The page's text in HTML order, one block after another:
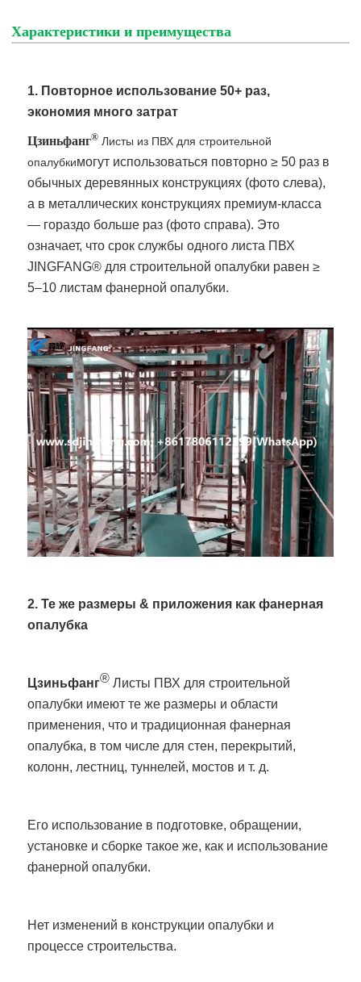
Характеристики и преимущества
1. Повторное использование 50+ раз,
экономия много затрат
Цзиньфанг® Листы из ПВХ для строительной
опалубкимогут использоваться повторно ≥ 50 раз в
обычных деревянных конструкциях (фото слева),
а в металлических конструкциях премиум-класса
— гораздо больше раз (фото справа). Это
означает, что срок службы одного листа ПВХ
JINGFANG® для строительной опалубки равен ≥
5–10 листам фанерной опалубки.
2. Те же размеры & приложения как фанерная
опалубка
Цзиньфанг® Листы ПВХ для строительной
опалубки имеют те же размеры и области
применения, что и традиционная фанерная
опалубка, в том числе для стен, перекрытий,
колонн, лестниц, туннелей, мостов и т. д.
Его использование в подготовке, обращении,
установке и сборке такое же, как и использование
фанерной опалубки.
Нет изменений в конструкции опалубки и
процессе строительства.